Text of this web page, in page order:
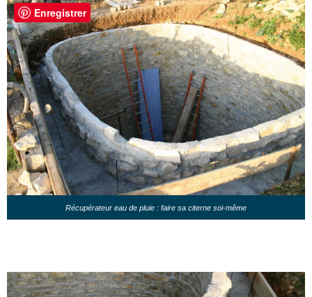
Récupérateur eau de pluie : faire sa citerne soi-même
Enregistrer